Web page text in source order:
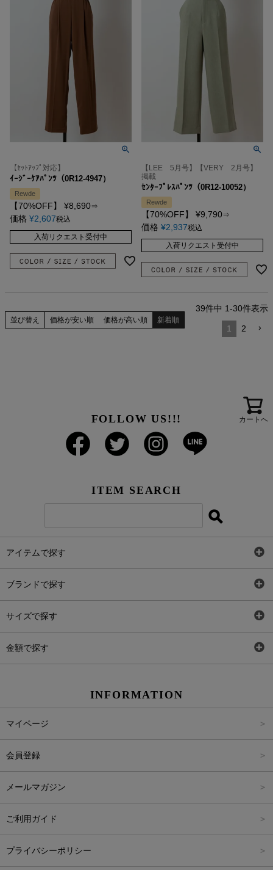
【ｾｯﾄｱｯﾌﾟ対応】
ｲｰｼﾞｰｹｱﾊﾟﾝﾂ（0R12-4947）
Rewde
【70%OFF】 ¥8,690⇒
価格 ¥2,607税込
入荷リクエスト受付中
【LEE 5月号】【VERY 2月号】
掲載
ｾﾝﾀｰﾌﾟﾚｽﾊﾟﾝﾂ（0R12-10052）
Rewde
【70%OFF】 ¥9,790⇒
価格 ¥2,937税込
入荷リクエスト受付中
並び替え 価格が安い順 価格が高い順 新着順
39件中 1-30件表示
1 2
カートへ
FOLLOW US!!!
ITEM SEARCH
アイテムで探す
ブランドで探す
サイズで探す
金額で探す
INFORMATION
マイページ
会員登録
メールマガジン
ご利用ガイド
プライバシーポリシー